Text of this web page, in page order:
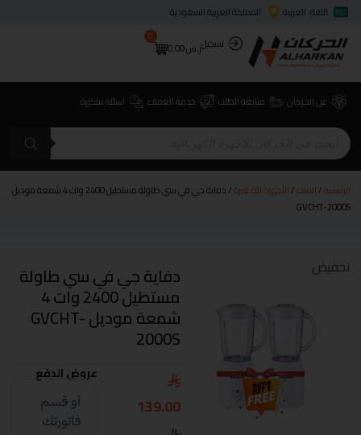
اللغة: العربية
المملكة العربية السعودية
تسجيلر.س0.00
0
عن الحركان متابعة الطلب خدمة العملاء اسئلة متكررة
الرئيسية/المتجر/الأجهزة الصغيرة
/ دفاية جي في سي طاولة مستطيل 2400 وات 4 شمعة موديل
GVCHT-2000S
تخفيض دفاية جي في سي طاولة
مستطيل 2400 وات 4
شمعة موديل GVCHT-
2000S
139.00
عروض الدفع